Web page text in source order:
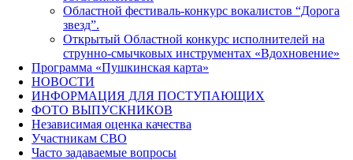
Областной фестиваль-конкурс вокалистов “Дорога
звезд”.
Открытый Областной конкурс исполнителей на
струнно-смычковых инструментах «Вдохновение»
Программа «Пушкинская карта»
НОВОСТИ
ИНФОРМАЦИЯ ДЛЯ ПОСТУПАЮЩИХ
ФОТО ВЫПУСКНИКОВ
Независимая оценка качества
Участникам СВО
Часто задаваемые вопросы